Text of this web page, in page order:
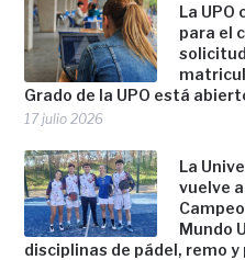
La UPO
para el
Grado de la UPO está
17 julio 2026
La
vuelve
Mundo
disciplinas de pádel, remo